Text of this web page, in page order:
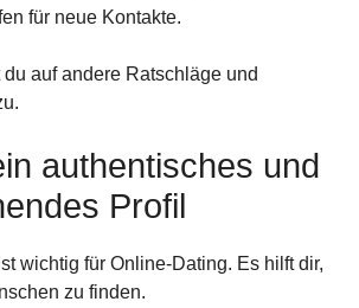
für neue Kontakte.
auf andere Ratschläge und
authentisches und
Profil
wichtig für Online-Dating. Es hilft dir,
zu finden.